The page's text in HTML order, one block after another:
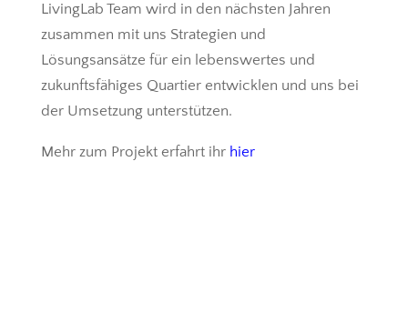
LivingLab Team wird in den nächsten Jahren
zusammen mit uns Strategien und
Lösungsansätze für ein lebenswertes und
zukunftsfähiges Quartier entwicklen und uns bei
der Umsetzung unterstützen.
Mehr zum Projekt erfahrt ihr hier